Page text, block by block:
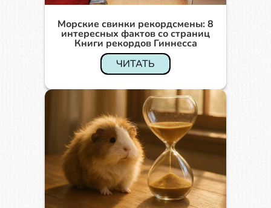
Морские свинки рекордсмены: 8
интересных фактов со страниц
Книги рекордов Гиннесса
ЧИТАТЬ